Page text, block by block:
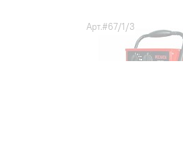
Арт.#67/1/3